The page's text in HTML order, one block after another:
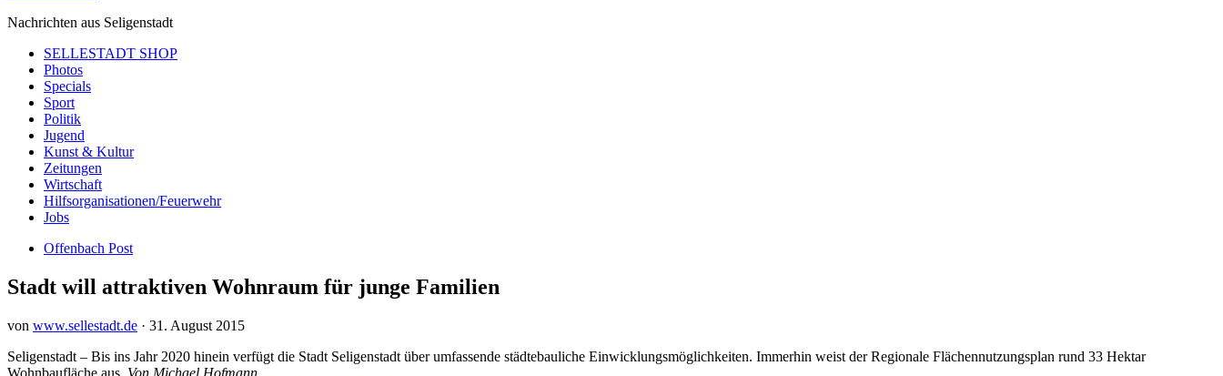
Nachrichten aus Seligenstadt
SELLESTADT SHOP
Photos
Specials
Sport
Politik
Jugend
Kunst & Kultur
Zeitungen
Wirtschaft
Hilfsorganisationen/Feuerwehr
Jobs
Offenbach Post
Stadt will attraktiven Wohnraum für junge Familien
von www.sellestadt.de · 31. August 2015
Seligenstadt – Bis ins Jahr 2020 hinein verfügt die Stadt Seligenstadt über umfassende städtebauliche Einwicklungsmöglichkeiten. Immerhin weist der Regionale Flächennutzungsplan rund 33 Hektar
Wohnbaufläche aus. Von Michael Hofmann